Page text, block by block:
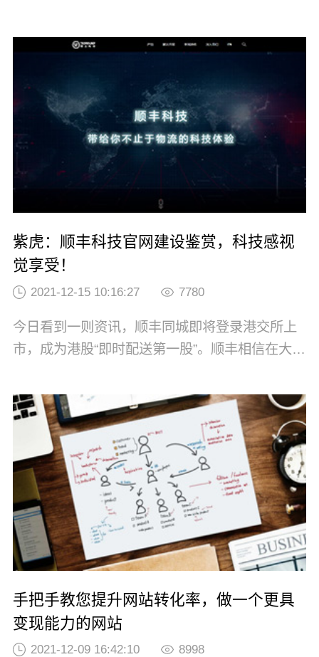
的是什么？做好网站定位。1、你的网站品牌定位
是什么？2、你的网站品牌目标用户是谁？3、你
的网站建设需要达到什么目的？企业网站搭建最
终直击营销变现，不管是曝光品牌、展示产品，
紫虎：顺丰科技官网建设鉴赏，科技感视
觉享受！
2021-12-15 10:16:27 7780
今日看到一则资讯，顺丰同城即将登录港交所上
市，成为港股“即时配送第一股”。顺丰相信在大众
一直保持品牌营销等方面的合作。最近，小编发
现“顺丰科技”的官网设计独具匠心，小编看了之后
颇为喜欢，忍不住要与大家分享顺丰科技的官网
设计。顺丰科技公司是成立于2009年，隶...
手把手教您提升网站转化率，做一个更具
变现能力的网站
2021-12-09 16:42:10 8998